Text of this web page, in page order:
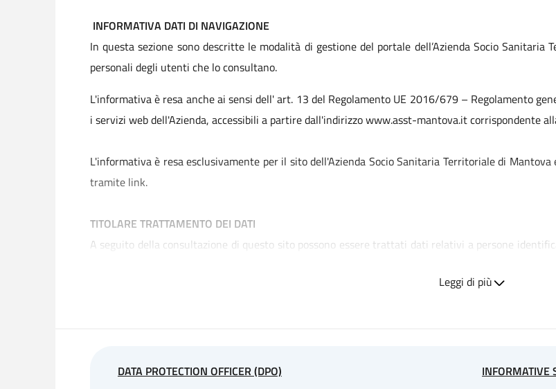
INFORMATIVA DATI DI NAVIGAZIONE
In questa sezione sono descritte le modalità di gestione del portale dell’Azienda Socio
personali degli utenti che lo consultano.
L'informativa è resa anche ai sensi dell' art. 13 del Regolamento UE 2016/679 – Regolamento
i servizi web dell'Azienda, accessibili a partire dall'indirizzo www.asst-mantova.it corrispondente
L'informativa è resa esclusivamente per il sito dell'Azienda Socio Sanitaria Territoriale di
tramite link.
TITOLARE TRATTAMENTO DEI DATI
A seguito della consultazione di questo sito possono essere trattati dati relativi a persone
eseguire il servizio o la prestazione richiesta e sono comunicati a terzi solo nel caso in cui ciò sia a
Leggi di più
DATA PROTECTION OFFICER (DPO)
INFORMATIVE